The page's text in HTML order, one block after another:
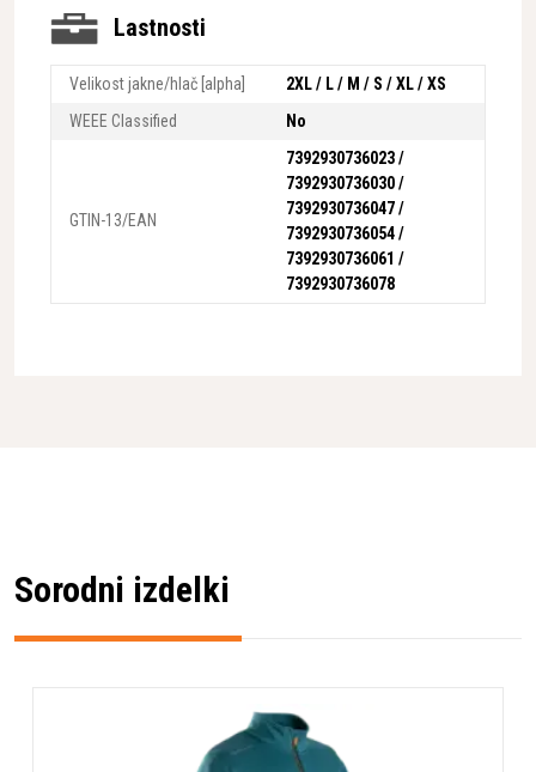
Lastnosti
Velikost jakne/hlač [alpha]
2XL / L / M / S / XL / XS
WEEE Classified
No
GTIN-13/EAN
7392930736023 /
7392930736030 /
7392930736047 /
7392930736054 /
7392930736061 /
7392930736078
Sorodni izdelki